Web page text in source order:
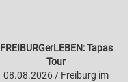
FREIBURGerLEBEN: Tapas
Tour
08.08.2026 / Freiburg im